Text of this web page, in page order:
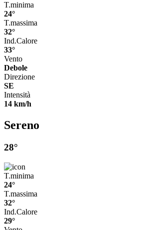
T.minima
24°
T.massima
32°
Ind.Calore
33°
Vento
Debole
Direzione
SE
Intensità
14 km/h
Sereno
28°
T.minima
24°
T.massima
32°
Ind.Calore
29°